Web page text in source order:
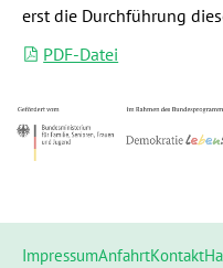
erst die Durchführung
PDF-Datei
ImpressumAnfahrtKontakt